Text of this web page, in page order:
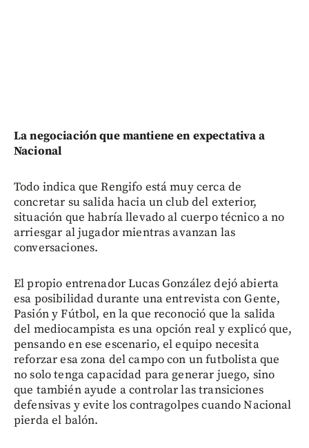
La negociación que mantiene en expectativa a
Nacional
Todo indica que Rengifo está muy cerca de
concretar su salida hacia un club del exterior,
situación que habría llevado al cuerpo técnico a no
arriesgar al jugador mientras avanzan las
conversaciones.
El propio entrenador Lucas González dejó abierta
esa posibilidad durante una entrevista con Gente,
Pasión y Fútbol, en la que reconoció que la salida
del mediocampista es una opción real y explicó que,
pensando en ese escenario, el equipo necesita
reforzar esa zona del campo con un futbolista que
no solo tenga capacidad para generar juego, sino
que también ayude a controlar las transiciones
defensivas y evite los contragolpes cuando Nacional
pierda el balón.